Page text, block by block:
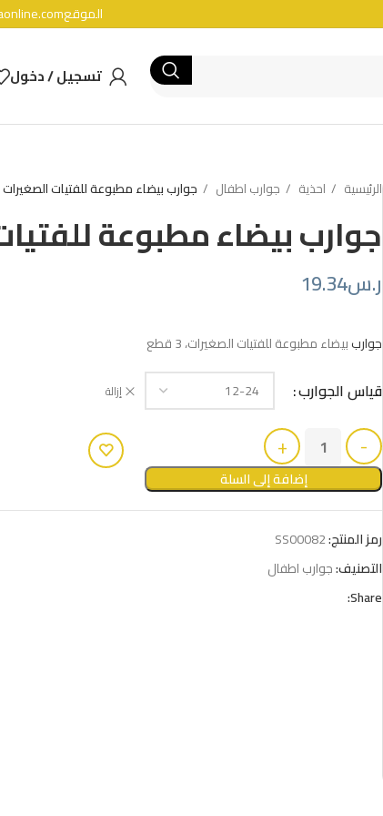
الموقع
تسجيل / دخول
الرئيسية احذية جوارب اطفال جوارب بيضاء مطبوعة للفتيات الصغيرات
جوارب بيضاء مطبوعة
ر.س19.34
جوارببيضاء مطبوعة للفتيات الصغيرات، 3 قطع
قياس الجوارب إزالة
إضافة إلى السلة
رمز المنتج:SS00082
التصنيف:جوارب اطفال
Share: